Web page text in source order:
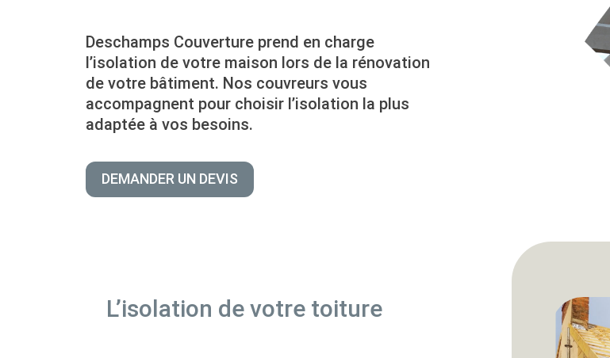
Deschamps Couverture prend en charge
l’isolation de votre maison lors de la rénovation
de votre bâtiment. Nos couvreurs vous
accompagnent pour choisir l’isolation la plus
adaptée à vos besoins.
DEMANDER UN DEVIS
L’isolation de votre toiture